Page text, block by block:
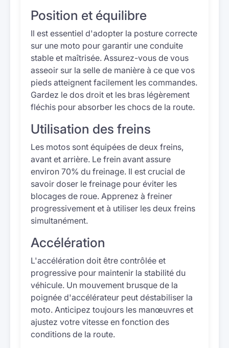
Position et équilibre
Il est essentiel d'adopter la posture correcte
sur une moto pour garantir une conduite
stable et maîtrisée. Assurez-vous de vous
asseoir sur la selle de manière à ce que vos
pieds atteignent facilement les commandes.
Gardez le dos droit et les bras légèrement
fléchis pour absorber les chocs de la route.
Utilisation des freins
Les motos sont équipées de deux freins,
avant et arrière. Le frein avant assure
environ 70% du freinage. Il est crucial de
savoir doser le freinage pour éviter les
blocages de roue. Apprenez à freiner
progressivement et à utiliser les deux freins
simultanément.
Accélération
L'accélération doit être contrôlée et
progressive pour maintenir la stabilité du
véhicule. Un mouvement brusque de la
poignée d'accélérateur peut déstabiliser la
moto. Anticipez toujours les manœuvres et
ajustez votre vitesse en fonction des
conditions de la route.